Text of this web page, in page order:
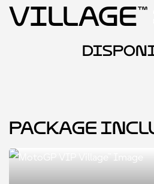
Village™
Package